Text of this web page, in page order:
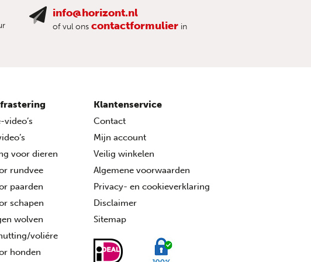
info@horizont.nl
of vul ons contactformulier in
voor dieren
rundvee
paarden
schapen
wolven
voliére
honden
Klantenservice
Contact
Mijn account
Veilig winkelen
Algemene voorwaarden
Privacy- en cookieverklaring
Disclaimer
Sitemap